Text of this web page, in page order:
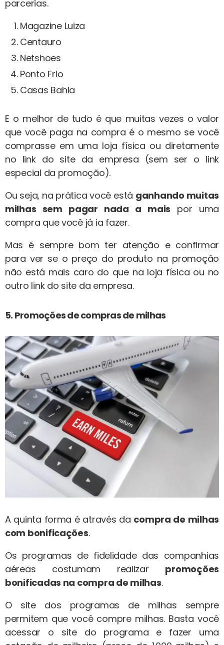
parcerias.
Magazine Luiza
Centauro
Netshoes
Ponto Frio
Casas Bahia
E o melhor de tudo é que muitas vezes o valor
que você paga na compra é o mesmo se você
comprasse em uma loja física ou diretamente
no link do site da empresa (sem ser o link
especial da promoção).
Ou seja, na prática você está ganhando muitas
milhas sem pagar nada a mais por uma
compra que você já ia fazer.
Mas é sempre bom ter atenção e confirmar
para ver se o preço do produto na promoção
não está mais caro do que na loja física ou no
outro link do site da empresa.
5. Promoções de compras de milhas
A quinta forma é através da compra de milhas
com bonificações.
Os programas de fidelidade das companhias
aéreas costumam realizar promoções
bonificadas na compra de milhas.
O site dos programas de milhas sempre
permitem que você compre milhas. Basta você
acessar o site do programa e fazer uma